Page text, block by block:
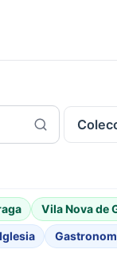
Vila Nova de
Iglesia